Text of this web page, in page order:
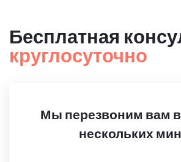
Бесплатная
круглосуточно
Мы перезвоним вам в
нескольких